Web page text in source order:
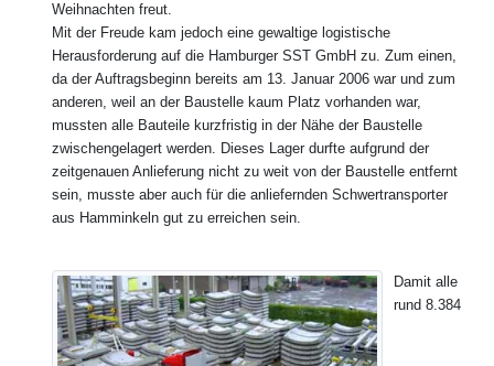
Weihnachten freut.
Mit der Freude kam jedoch eine gewaltige logistische
Herausforderung auf die Hamburger SST GmbH zu. Zum einen,
da der Auftragsbeginn bereits am 13. Januar 2006 war und zum
anderen, weil an der Baustelle kaum Platz vorhanden war,
mussten alle Bauteile kurzfristig in der Nähe der Baustelle
zwischengelagert werden. Dieses Lager durfte aufgrund der
zeitgenauen Anlieferung nicht zu weit von der Baustelle entfernt
sein, musste aber auch für die anliefernden Schwertransporter
aus Hamminkeln gut zu erreichen sein.
Damit alle
rund 8.384